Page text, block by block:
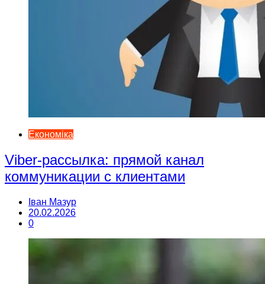
Економіка
Viber-рассылка: прямой канал
коммуникации с клиентами
Іван Мазур
20.02.2026
0